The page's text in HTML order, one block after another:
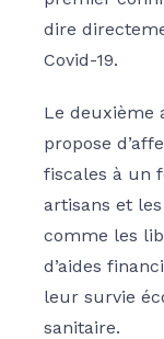
dire
Covid-19.
Le deuxième
propose
fiscales à un
artisans et
comme les
d’aides
leur survie
sanitaire.